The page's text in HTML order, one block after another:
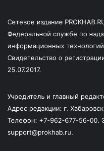
Сетевое издание
Федеральной службе по
информационных
Свидетельство о
25.07.2017.
Учредитель и главный
Адрес редакции: г.
Телефон: +7-962-677-56-00.
support@prokhab.ru.